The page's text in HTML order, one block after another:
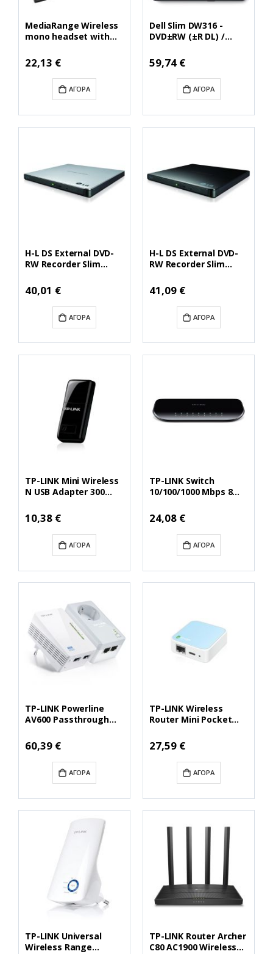
MediaRange Wireless
mono headset with
battery, black
(MROS305)
Ειδική
Τιμή
22,13 €
ΑΓΟΡΆ
Dell Slim DW316 -
DVD±RW (±R DL) /
2.0 - external (784-
BBBI)
59,74 €
ΑΓΟΡΆ
H-L DS External DVD-
RW Recorder Slim
(GP57ES40.AHLE10B)
40,01 €
ΑΓΟΡΆ
H-L DS External DVD-
RW Recorder Slim
(LGGP57EB40)
41,09 €
ΑΓΟΡΆ
TP-LINK Mini Wireless
N USB Adapter 300
(TPTL-WN823N)
Ειδική
Τιμή
10,38 €
ΑΓΟΡΆ
TP-LINK Switch
10/100/1000 Mbps 8
SG1008D) (TPTL-
SG1008D)
Ειδική
Τιμή
24,08 €
ΑΓΟΡΆ
TP-LINK Powerline
AV600 Passthrough
WPA4226 KIT)
60,39 €
ΑΓΟΡΆ
TP-LINK Wireless
Router Mini Pocket
(TPTL-WR802N)
27,59 €
ΑΓΟΡΆ
TP-LINK Universal
Wireless Range
TP-LINK Router Archer
C80 AC1900 Wireless